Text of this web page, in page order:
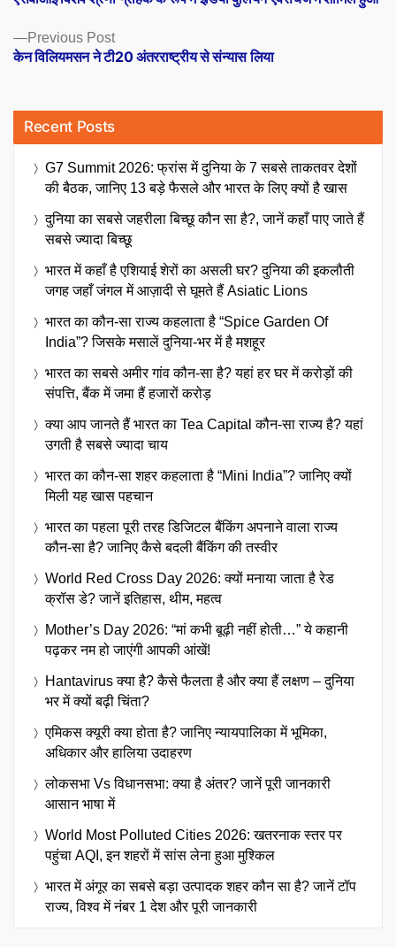
navigation
Previous PostPrevious
post:
केन विलियमसन ने टी20 अंतरराष्ट्रीय से संन्यास लिया
Recent Posts
G7 Summit 2026: फ्रांस में दुनिया के 7 सबसे ताकतवर देशों
की बैठक, जानिए 13 बड़े फैसले और भारत के लिए क्यों है खास
दुनिया का सबसे जहरीला बिच्छू कौन सा है?, जानें कहाँ पाए जाते हैं
सबसे ज्यादा बिच्छू
भारत में कहाँ है एशियाई शेरों का असली घर? दुनिया की इकलौती
जगह जहाँ जंगल में आज़ादी से घूमते हैं Asiatic Lions
भारत का कौन-सा राज्य कहलाता है “Spice Garden Of
India”? जिसके मसालें दुनिया-भर में है मशहूर
भारत का सबसे अमीर गांव कौन-सा है? यहां हर घर में करोड़ों की
संपत्ति, बैंक में जमा हैं हजारों करोड़
क्या आप जानते हैं भारत का Tea Capital कौन-सा राज्य है? यहां
उगती है सबसे ज्यादा चाय
भारत का कौन-सा शहर कहलाता है “Mini India”? जानिए क्यों
मिली यह खास पहचान
भारत का पहला पूरी तरह डिजिटल बैंकिंग अपनाने वाला राज्य
कौन-सा है? जानिए कैसे बदली बैंकिंग की तस्वीर
World Red Cross Day 2026: क्यों मनाया जाता है रेड
क्रॉस डे? जानें इतिहास, थीम, महत्व
Mother’s Day 2026: “मां कभी बूढ़ी नहीं होती…” ये कहानी
पढ़कर नम हो जाएंगी आपकी आंखें!
Hantavirus क्या है? कैसे फैलता है और क्या हैं लक्षण – दुनिया
भर में क्यों बढ़ी चिंता?
एमिकस क्यूरी क्या होता है? जानिए न्यायपालिका में भूमिका,
अधिकार और हालिया उदाहरण
लोकसभा Vs विधानसभा: क्या है अंतर? जानें पूरी जानकारी
आसान भाषा में
World Most Polluted Cities 2026: खतरनाक स्तर पर
पहुंचा AQI, इन शहरों में सांस लेना हुआ मुश्किल
भारत में अंगूर का सबसे बड़ा उत्पादक शहर कौन सा है? जानें टॉप
राज्य, विश्व में नंबर 1 देश और पूरी जानकारी